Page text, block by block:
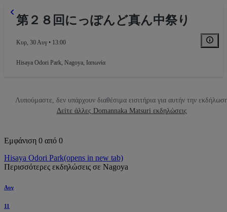
第２８回にっぽんど真ん中祭り
Κυρ, 30 Αυγ • 13:00
Hisaya Odori Park, Nagoya, Ιαπωνία
Λυπούμαστε, δεν υπάρχουν διαθέσιμα εισιτήρια για αυτήν την
Δείτε άλλες Domannaka Matsuri εκδηλώσεις
Εμφάνιση 0 από 0
Hisaya Odori Park(opens in new tab)
Περισσότερες εκδηλώσεις σε Nagoya
Αυγ
11